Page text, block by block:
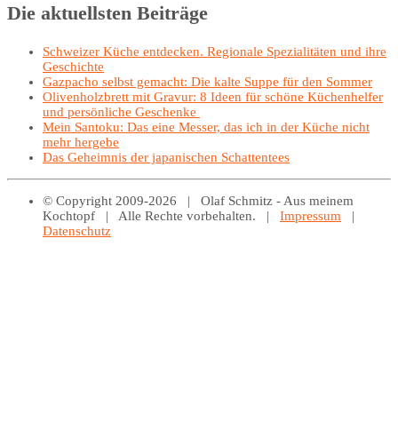
Die aktuellsten Beiträge
Schweizer Küche entdecken. Regionale Spezialitäten und ihre
Geschichte
Gazpacho selbst gemacht: Die kalte Suppe für den Sommer
Olivenholzbrett mit Gravur: 8 Ideen für schöne Küchenhelfer
und persönliche Geschenke
Mein Santoku: Das eine Messer, das ich in der Küche nicht
mehr hergebe
Das Geheimnis der japanischen Schattentees
© Copyright 2009-2026 | Olaf Schmitz - Aus meinem
Kochtopf | Alle Rechte vorbehalten. | Impressum |
Datenschutz